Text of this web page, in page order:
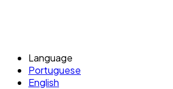
Language
Portuguese
English